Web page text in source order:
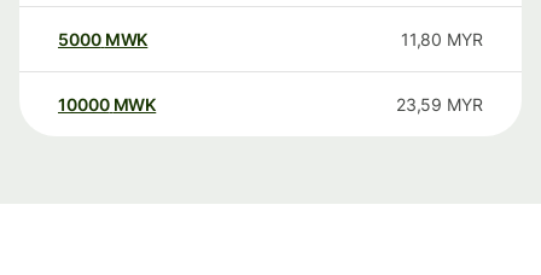
5000 MWK 11,80 MYR
10000 MWK 23,59 MYR